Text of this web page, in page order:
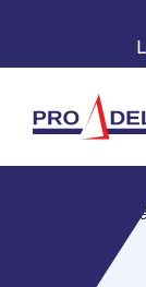
et non